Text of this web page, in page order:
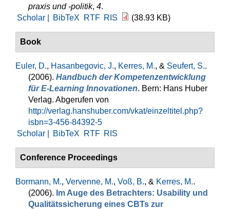
praxis und -politik, 4.
Scholar |
BibTeX RTF RIS (38.93 KB)
Book
Euler, D., Hasanbegovic, J., Kerres, M., & Seufert, S..
(2006). Handbuch der Kompetenzentwicklung
für E-Learning Innovationen. Bern: Hans Huber
Verlag. Abgerufen von
http://verlag.hanshuber.com/vkat/einzeltitel.php?
isbn=3-456-84392-5
Scholar |
BibTeX RTF RIS
Conference Proceedings
Bormann, M., Vervenne, M., Voß, B., & Kerres, M..
(2006). Im Auge des Betrachters: Usability und
Qualitätssicherung eines CBTs zur